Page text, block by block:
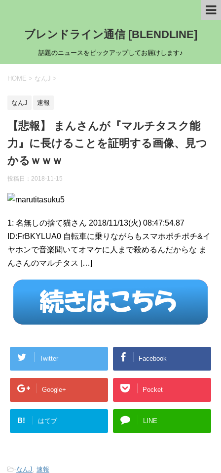
ブレンドライン通信 [BLENDLINE]
話題のニュースをピックアップしてお届けします♪
HOME > なんJ >
なんJ 速報
【悲報】 まんさんが『マルチタスク能
力』に長けることを証明する画像、見つ
かるｗｗｗ
投稿日： 2018-11-15
1: 名無しの捨て猫さん 2018/11/13(火) 08:47:54.87
ID:FrBKYLUA0 自転車に乗りながらもスマホポチポチ&イ
ヤホンで音楽聞いてオマケに人まで殺めるんだからな ま
んさんのマルチタス […]
Twitter Facebook
Google+ Pocket
B! はてブ LINE
-なんJ 速報